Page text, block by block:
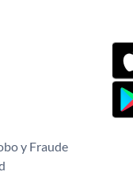
y Fraude